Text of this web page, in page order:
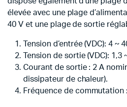
élevée avec une plage
40 V et une plage de sortie
Tension d’entrée (VDC): 4 ~
Tension de sortie (VDC): 1,3
Courant de sortie : 2 A
dissipateur de chaleur).
Fréquence de commutation